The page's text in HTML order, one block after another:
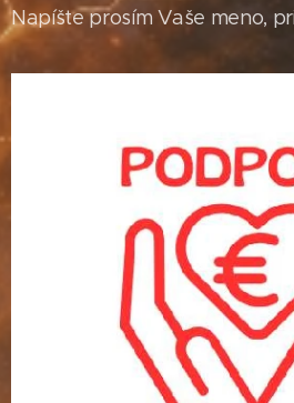
Napíšte prosím Vaše meno,